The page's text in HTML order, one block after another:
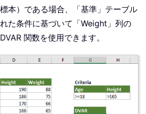
本）である場合、「基準」テーブル
た条件に基づいて「Weight」列の
関数を使用できます。